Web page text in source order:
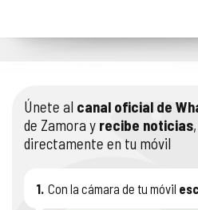
Únete al canal oficial de
de Zamora y recibe noticias
directamente en tu móvil
1. Con la cámara de tu móvil